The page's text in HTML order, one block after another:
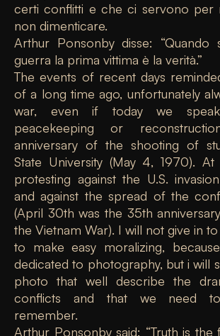
certi conflitti e che ci servono per
non dimenticare.
Arthur Ponsonby disse: “Quando
guerra la prima vittima è la verità.”
The events of recent days
of a long time ago, unfortunately
war, even if today we
peacekeeping or
anniversary of the shooting of
State University (May 4, 1970).
protesting against the U.S.
and against the spread of the
(April 30th was the 35th
the Vietnam War). I will not give in
to make easy moralizing,
dedicated to photography, but i will
photo that well describe the
conflicts and that we need
remember.
Arthur Ponsonby said: “Truth is the